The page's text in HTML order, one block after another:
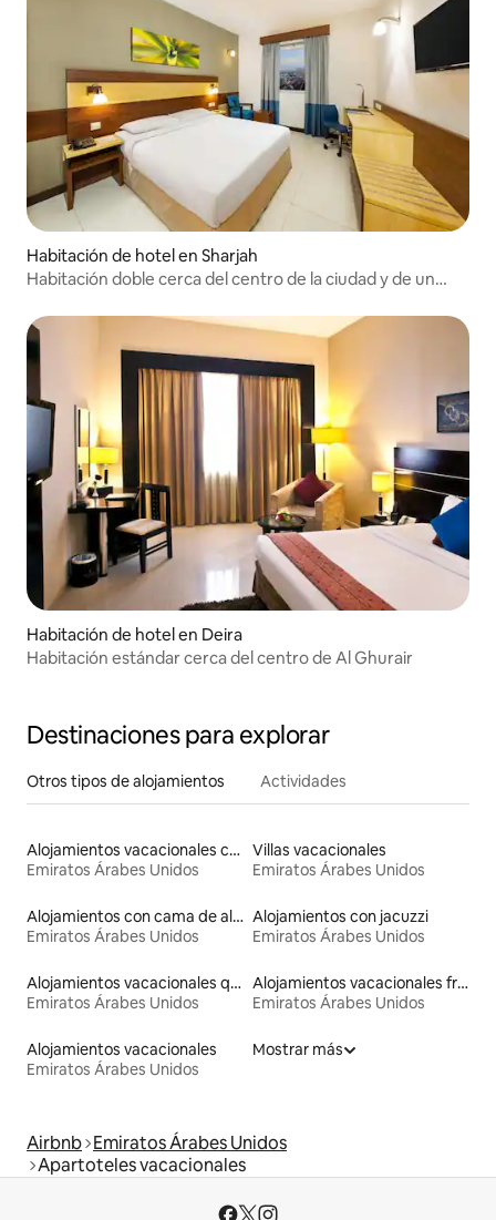
Habitación de hotel en Sharjah
Habitación doble cerca del centro de la ciudad y de un
Habitación de hotel en Deira
Habitación estándar cerca del centro de Al Ghurair
Destinaciones para explorar
Otros tipos de alojamientos Actividades
Alojamientos vacacionales con piscina
Emiratos Árabes Unidos
Villas vacacionales
Emiratos Árabes Unidos
Alojamientos con cama de altura accesible
Emiratos Árabes Unidos
Alojamientos con jacuzzi
Emiratos Árabes Unidos
Alojamientos vacacionales que admiten mascotas
Emiratos Árabes Unidos
Alojamientos vacacionales frente a la playa
Emiratos Árabes Unidos
Alojamientos vacacionales
Emiratos Árabes Unidos
Mostrar más
Airbnb Emiratos Árabes Unidos
Apartoteles vacacionales